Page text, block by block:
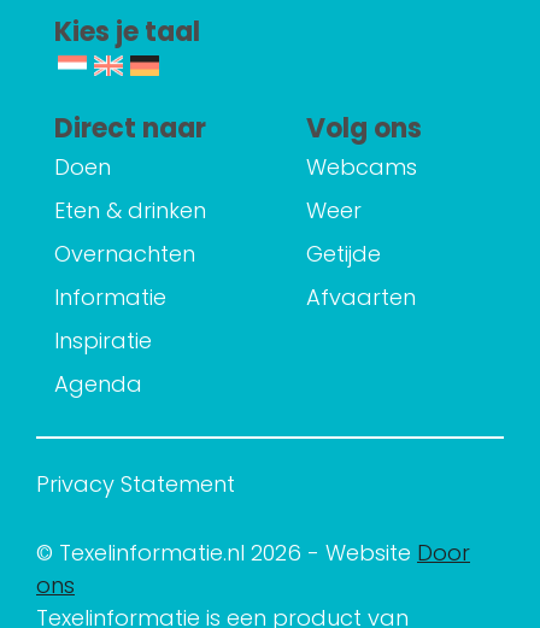
Kies je taal
Direct naar
Doen
Eten & drinken
Overnachten
Informatie
Inspiratie
Agenda
Volg ons
Webcams
Weer
Getijde
Afvaarten
Privacy Statement
© Texelinformatie.nl 2026 - Website Door
ons
Texelinformatie is een product van